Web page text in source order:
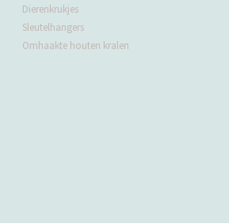
Dierenkrukjes
Sleutelhangers
Omhaakte houten kralen